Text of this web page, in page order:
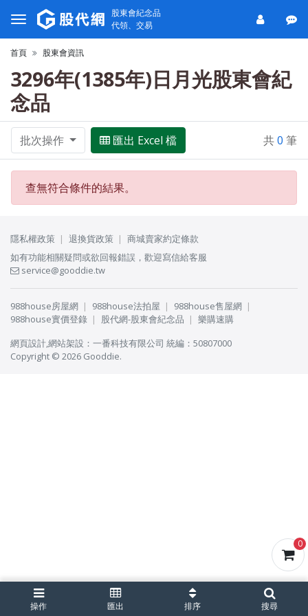
0
股東會紀念品
代領、交易
首頁 股東會資訊
3296年(1385年)日月光股東會紀
念品
批次操作 匯出 Excel 檔 共0 筆
查無符合條件的結果。
操作 匯出 排序 搜尋
隱私權政策 退換貨政策
商城賣家約定條款
如有功能相關疑問或欲回報錯誤，歡迎寫信給客服
service@gooddie.tw
988house房屋網 988house法拍屋
988house售屋網
988house實價登錄
股代網-股東會紀念品
樂購速購
網頁設計,網站架設 ： 一番科技有限公司 統編：50807000
Copyright © 2026 Gooddie.